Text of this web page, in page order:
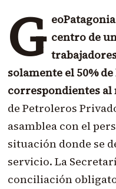
G centro de
solamente el 50%
correspondientes al
de Petroleros
asamblea con el
situación donde se
servicio. La
conciliación